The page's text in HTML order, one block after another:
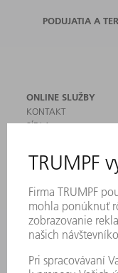
PODUJATIA A
ONLINE SLUŽBY
KONTAKT
SÍDLA
PRIHLÁSENIE NA
KARTA
STROJE & SYSTÉMY
LASER
VÝKONOVÁ
ELEKTRICKÉ RUČNÉ
SMART FACTORY
SOFTVÉR